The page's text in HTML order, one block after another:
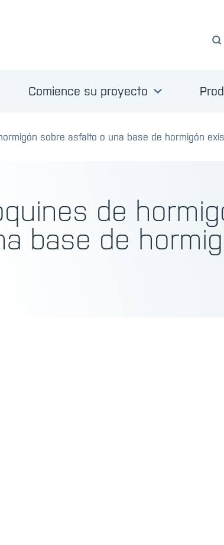
Comience su proyecto
sobre asfalto o una base de hormigón
de
base de